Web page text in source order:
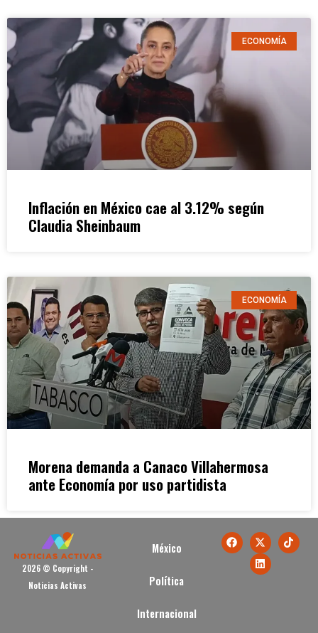
ECONOMÍA
Inflación en México cae al 3.12% según
Claudia Sheinbaum
ECONOMÍA
Morena demanda a Canaco Villahermosa
ante Economía por uso partidista
2026 © Copyright -
Noticias Activas
México
Política
Internacional